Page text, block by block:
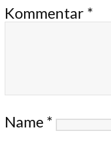
Kommentar *
Name *